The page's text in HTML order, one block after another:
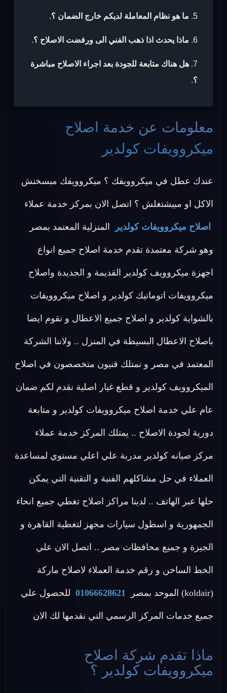
ما هو نظام المعاملة لديكم خارج الضمان ؟.
ماذا يحدث اذا ذهب الفني الى ورفضت الاصلاح ؟.
هل هناك متابعة للجودة بعد اجراء الاصلاح مباشرة
؟.
معلومات عن خدمة
اصلاح
ميكروويفات كولدير
عندك عطل في ميكروويفك ؟ ميكروويفك مبسخنش
الاكل او مبيشتغلش ؟ اتصل الان بمركز خدمة عملاء
اصلاح ميكروويفات كولدير المنزلية المعتمد بمصر
وهو شركة معتمدة تقدم خدمة اصلاح جميع انواع
اجهزة ميكروويف كولدير القديمة و الجديدة واصلاح
ميكروويفات اتوماتيك كولدير و اصلاح ميكروويفات
بالشواية كولدير و اصلاح جميع الاعطال و نقوم ايضا
باصلاح الاعطال البسيطة في المنزل .. ولاننا الشركة
المعتمد في مصر و نمتلك فنيون متخصصون في اصلاح
الميكروويف كولدير و قطع غيار اصلية نقدم لكم ضمان
عام علي خدمة اصلاح ميكروويفات كولدير و متابعة
دورية لجودة الاصلاح .. يمتلك المركز خدمة عملاء
مركز صيانه كولدير مدربة علي اعلي مستوي لمساعدة
العملاء في حل مشاكلهم الفنية و التقنية التي يمكن
حلها عبر الهاتف .. لدينا مراكز اصلاح تغطي جميع انحاء
الجمهورية و اسطول سيارات مجهز لتغطية القاهرة و
الجيزة و جميع محافظات مصر .. اتصل الان علي
الخط الساخن و رقم خدمة العملاء لاصلاح ماركة
(koldair) الموحد بمصر 01066628621 للحصول علي
جميع خدمات المركز الرسمي التي نقدمها لك الان
ماذا تقدم شركة اصلاح
ميكروويفات كولدير ؟